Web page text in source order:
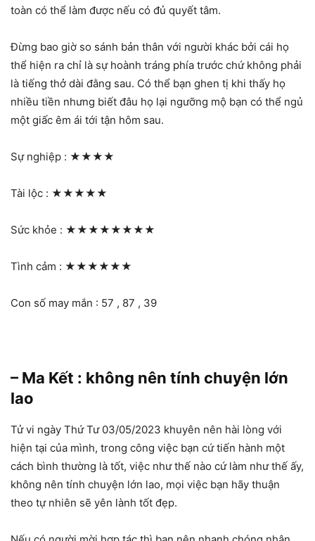
toàn có thể làm được nếu có đủ quyết tâm.
Đừng bao giờ so sánh bản thân với người khác bởi cái họ
thể hiện ra chỉ là sự hoành tráng phía trước chứ không phải
là tiếng thở dài đằng sau. Có thể bạn ghen tị khi thấy họ
nhiều tiền nhưng biết đâu họ lại ngưỡng mộ bạn có thể ngủ
một giấc êm ái tới tận hôm sau.
Sự nghiệp : ★★★★
Tài lộc : ★★★★★
Sức khỏe : ★★★★★★★★
Tình cảm : ★★★★★★
Con số may mắn : 57 , 87 , 39
– Ma Kết : không nên tính chuyện lớn
lao
Tử vi ngày Thứ Tư 03/05/2023 khuyên nên hài lòng với
hiện tại của mình, trong công việc bạn cứ tiến hành một
cách bình thường là tốt, việc như thế nào cứ làm như thế ấy,
không nên tính chuyện lớn lao, mọi việc bạn hãy thuận
theo tự nhiên sẽ yên lành tốt đẹp.